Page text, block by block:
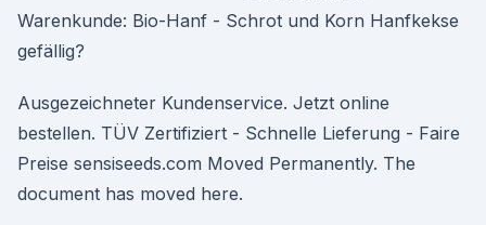
Warenkunde: Bio-Hanf - Schrot und Korn Hanfkekse
gefällig?
Ausgezeichneter Kundenservice. Jetzt online
bestellen. TÜV Zertifiziert - Schnelle Lieferung - Faire
Preise sensiseeds.com Moved Permanently. The
document has moved here.